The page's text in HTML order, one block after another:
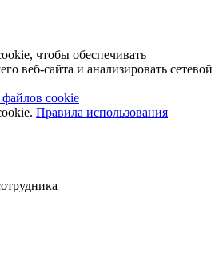
чтобы обеспечивать
веб-сайта и анализировать сетевой
cookie
Правила использования